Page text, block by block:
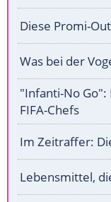
Diese Promi-
Was bei der
"Infanti-No
FIFA-Chefs
Im Zeitraffer:
Lebensmittel,